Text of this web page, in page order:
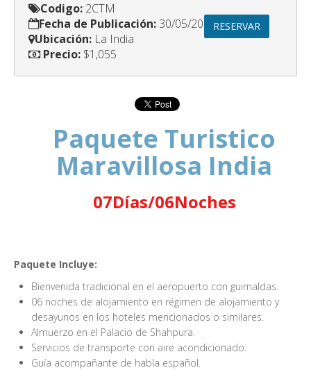
Codigo:
Fecha de Publicación:
30/05/2026
Ubicación:
Precio: $1,055
RESERVAR
Paquete Turistico
Maravillosa India
07Días/06Noches
Paquete Incluye:
Bienvenida tradicional en el aeropuerto con guirnaldas.
06 noches de alojamiento en régimen de alojamiento y
desayunos en los hoteles mencionados o similares.
Almuerzo en el Palacio de Shahpura.
Servicios de transporte con aire acondicionado.
Guía acompañante de habla español.